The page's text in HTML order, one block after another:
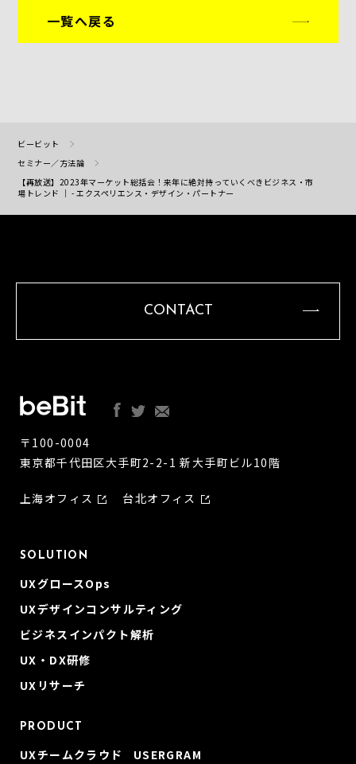
一覧へ戻る
ビービット
セミナー／方法論
【再放送】2023年マーケット総括会！来年に絶対持っていくべきビジネス・市
場トレンド ｜ - エクスペリエンス・デザイン・パートナー
CONTACT
〒100-0004
東京都千代田区大手町2-2-1 新大手町ビル10階
上海オフィス 台北オフィス
SOLUTION
UXグロースOps
UXデザインコンサルティング
ビジネスインパクト解析
UX・DX研修
UXリサーチ
PRODUCT
UXチームクラウド USERGRAM